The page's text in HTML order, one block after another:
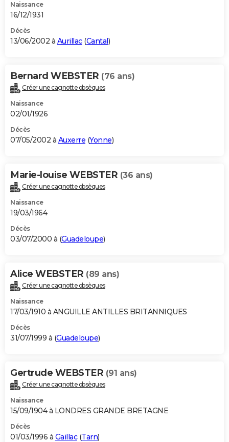
Naissance
16/12/1931
Décès
13/06/2002 à Aurillac(Cantal)
Bernard WEBSTER (76 ans)
Créer une cagnotte obsèques
Naissance
02/01/1926
Décès
07/05/2002 à Auxerre (Yonne)
Marie-louise WEBSTER (36 ans)
Créer une cagnotte obsèques
Naissance
19/03/1964
Décès
03/07/2000 à (Guadeloupe)
Alice WEBSTER (89 ans)
Créer une cagnotte obsèques
Naissance
17/03/1910 à ANGUILLE ANTILLES BRITANNIQUES
Décès
31/07/1999 à (Guadeloupe)
Gertrude WEBSTER (91 ans)
Créer une cagnotte obsèques
Naissance
15/09/1904 à LONDRES GRANDE BRETAGNE
Décès
01/03/1996 à Gaillac(Tarn)